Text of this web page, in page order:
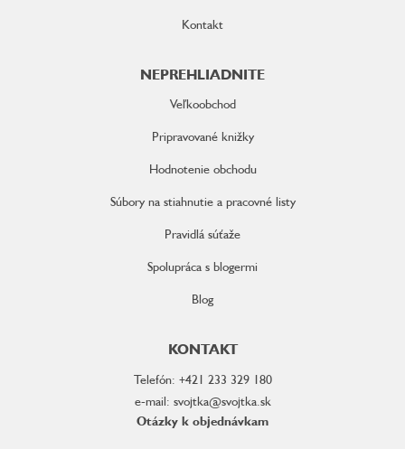
Kontakt
NEPREHLIADNITE
Veľkoobchod
Pripravované knižky
Hodnotenie obchodu
Súbory na stiahnutie a pracovné listy
Pravidlá súťaže
Spolupráca s blogermi
Blog
KONTAKT
Telefón: +421 233 329 180
e-mail: svojtka@svojtka.sk
Otázky k objednávkam